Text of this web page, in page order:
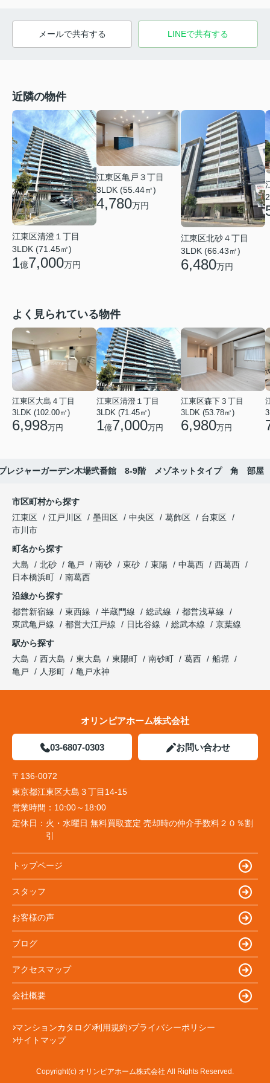
メールで共有する LINEで共有する
近隣の物件
江東区清澄１丁目
3LDK (71.45㎡)
1億7,000万円
江東区亀戸３丁目
3LDK (55.44㎡)
4,780万円
江東区北砂４丁目
3LDK (66.43㎡)
6,480万円
よく見られている物件
江東区大島４丁目
3LDK (102.00㎡)
6,998万円
江東区清澄１丁目
3LDK (71.45㎡)
1億7,000万円
江東区森下３丁目
3LDK (53.78㎡)
6,980万円
レジャーガーデン木場弐番館 8‐9階 メゾネットタイプ 角 部屋
市区町村から探す
江東区
江戸川区 墨田区 中央区 葛飾区
台東区
市川市
町名から探す
大島
北砂 亀戸 南砂 東砂 東陽 中葛西
西葛西
日本橋浜町
南葛西
沿線から探す
都営新宿線
東西線 半蔵門線 総武線
都営浅草線
東武亀戸線
都営大江戸線 日比谷線 総武本線
京葉線
駅から探す
大島
西大島 東大島 東陽町 南砂町 葛西
船堀
亀戸
人形町 亀戸水神
オリンピアホーム株式会社
03-6807-0303 お問い合わせ
〒136-0072
東京都江東区大島３丁目14-15
営業時間： 10:00～18:00
定休日： 火・水曜日 無料買取査定 売却時の仲介手数料２０％割
引
トップページ
スタッフ
お客様の声
ブログ
アクセスマップ
会社概要
マンションカタログ 利用規約 プライバシーポリシー
サイトマップ
Copyright(c) オリンピアホーム株式会社 All Rights Reserved.